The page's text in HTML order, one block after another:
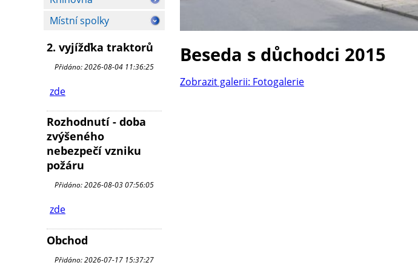
Místní spolky
2. vyjížďka traktorů
Přidáno: 2026-08-04 11:36:25
zde
Rozhodnutí - doba
zvýšeného
nebezpečí vzniku
požáru
Přidáno: 2026-08-03 07:56:05
zde
Obchod
Přidáno: 2026-07-17 15:37:27
Beseda s důchodci 2015
Zobrazit galerii: Fotogalerie